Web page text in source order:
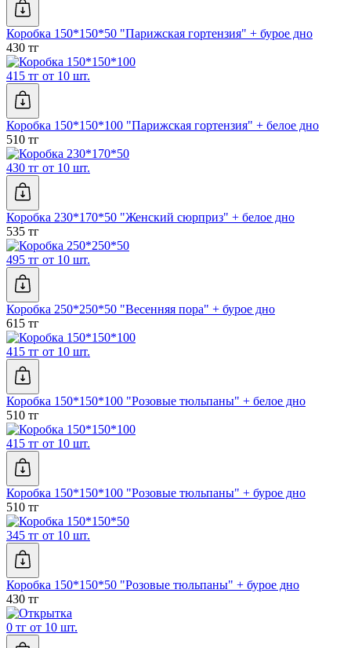
Коробка 150*150*50 "Парижская гортензия" + бурое дно
430 тг
415 тг от 10 шт.
Коробка 150*150*100 "Парижская гортензия" + белое дно
510 тг
430 тг от 10 шт.
Коробка 230*170*50 "Женский сюрприз" + белое дно
535 тг
495 тг от 10 шт.
Коробка 250*250*50 "Весенняя пора" + бурое дно
615 тг
415 тг от 10 шт.
Коробка 150*150*100 "Розовые тюльпаны" + белое дно
510 тг
415 тг от 10 шт.
Коробка 150*150*100 "Розовые тюльпаны" + бурое дно
510 тг
345 тг от 10 шт.
Коробка 150*150*50 "Розовые тюльпаны" + бурое дно
430 тг
0 тг от 10 шт.